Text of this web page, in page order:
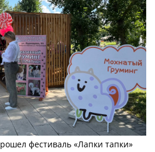
фестиваль «Лапки тапки»